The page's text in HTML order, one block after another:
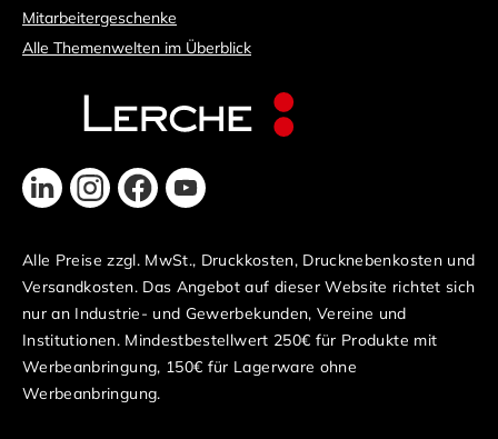
Mitarbeitergeschenke
Alle Themenwelten im Überblick
Alle Preise zzgl. MwSt., Druckkosten, Drucknebenkosten und
Versandkosten. Das Angebot auf dieser Website richtet sich
nur an Industrie- und Gewerbekunden, Vereine und
Institutionen. Mindestbestellwert 250€ für Produkte mit
Werbeanbringung, 150€ für Lagerware ohne
Werbeanbringung.